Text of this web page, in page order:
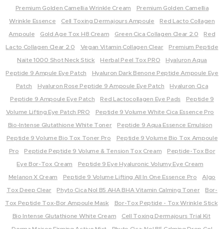
Premium Golden Camellia Wrinkle Cream
Premium Golden Camellia
Wrinkle Essence
Cell Toxing Dermajours Ampoule
Red Lacto Collagen
Ampoule
Gold Age Tox H8 Cream Green Cica Collagen Clear 2.0
Red
Lacto Collagen Clear 2.0
Vegan Vitamin Collagen Clear
Premium Peptide
Naite 1000 Shot Neck Stick
Herbal Peel Tox PRO
Hyaluron Aqua
Peptide 9 Ampule Eye Patch
Hyaluron Dark Benone Peptide Ampoule Eye
Patch
Hyaluron Rose Peptide 9 Ampoule Eye Patch
Hyaluron Cica
Peptide 9 Ampoule Eye Patch
Red Lactocollagen Eye Pads
Peptide 9
Volume Lifting Eye Patch PRO
Peptide 9 Volume White Cica Essence Pro
Bio-Intense Glutathione White Toner
Peptide 9 Aqua Essence Emulsion
Peptide 9 Volume Bio Tox Toner Pro
Peptide 9 Volume Bio Tox Ampoule
Pro
Peptide Peptide 9 Volume & Tension Tox Cream
Peptide-Tox Bor
Eye Bor-Tox Cream
Peptide 9 Eye Hyaluronic Volumy Eye Cream
Melanon X Cream
Peptide 9 Volume Lifting All In One Essence Pro
Algo
Tox Deep Clear
Phyto Cica Nol B5 AHA BHA Vitamin Calming Toner
Bor-
Tox Peptide Tox-Bor Ampoule Mask
Bor-Tox Peptide - Tox Wrinkle Stick
Bio Intense Glutathione White Cream
Cell Toxing Dermajours Trial Kit